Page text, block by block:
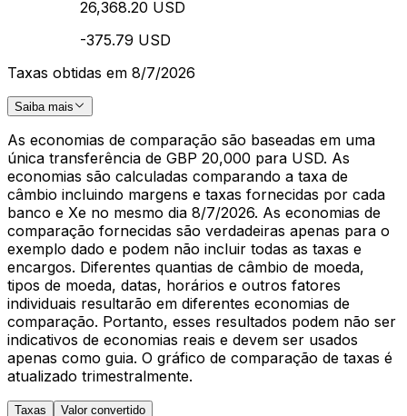
26,368.20 USD
-375.79 USD
Taxas obtidas em 8/7/2026
Saiba mais
As economias de comparação são baseadas em uma
única transferência de GBP 20,000 para USD. As
economias são calculadas comparando a taxa de
câmbio incluindo margens e taxas fornecidas por cada
banco e Xe no mesmo dia 8/7/2026. As economias de
comparação fornecidas são verdadeiras apenas para o
exemplo dado e podem não incluir todas as taxas e
encargos. Diferentes quantias de câmbio de moeda,
tipos de moeda, datas, horários e outros fatores
individuais resultarão em diferentes economias de
comparação. Portanto, esses resultados podem não ser
indicativos de economias reais e devem ser usados
apenas como guia. O gráfico de comparação de taxas é
atualizado trimestralmente.
Taxas Valor convertido